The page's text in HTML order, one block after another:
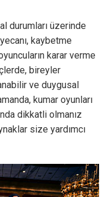
durumları üzerinde
kaybetme
karar verme
bireyler
ve duygusal
kumar oyunları
dikkatli olmanız
size yardımcı